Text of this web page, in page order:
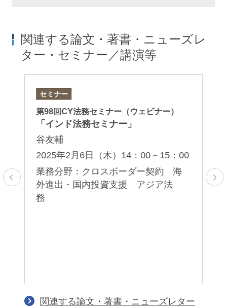
関連する論文・著書・ニューズレ
ター・セミナー／講演等
セミナー
第98回CY法務セミナー（ウェビナー）
「インド法務セミナー」
谷友輔
2025年2月6日（木）14：00－15：00
業務分野：クロスボーダー契約 海
外進出・国内投資支援 アジア法
務
00
関連する論文・著書・ニューズレター